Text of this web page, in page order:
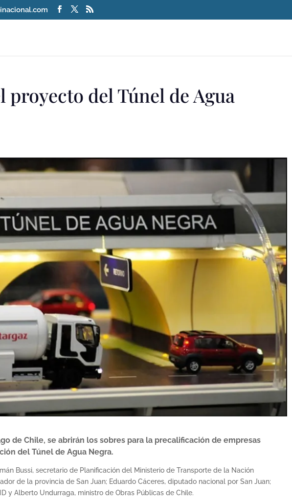
proyecto del Túnel de Agua
de Chile, se abrirán los sobres para la precalificación de empresas
del Túnel de Agua Negra.
Bussi, secretario de Planificación del Ministerio de Transporte de la Nación
de la provincia de San Juan; Eduardo Cáceres, diputado nacional por San Juan;
y Alberto Undurraga, ministro de Obras Públicas de Chile.